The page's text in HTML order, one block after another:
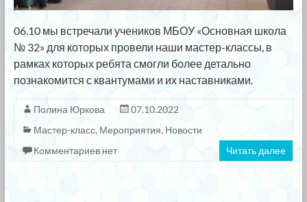
06.10 мы встречали учеников МБОУ «Основная школа
№ 32» для которых провели наши мастер-классы, в
рамках которых ребята смогли более детально
познакомится с квантумами и их наставниками.
Полина Юркова
07.10.2022
Мастер-класс, Мероприятия, Новости
Комментариев нет
Читать далее